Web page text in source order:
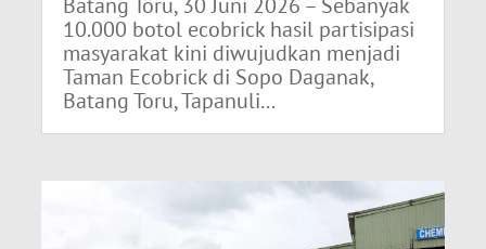
10.000 botol ecobrick hasil partisipasi
masyarakat kini diwujudkan menjadi
Taman Ecobrick di Sopo Daganak,
Batang Toru, Tapanuli...